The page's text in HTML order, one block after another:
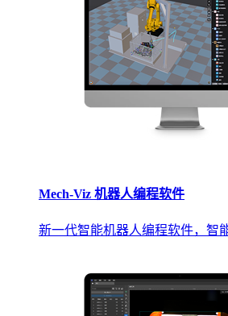
Mech-Viz 机器人编程软件
新一代智能机器人编程软件，智